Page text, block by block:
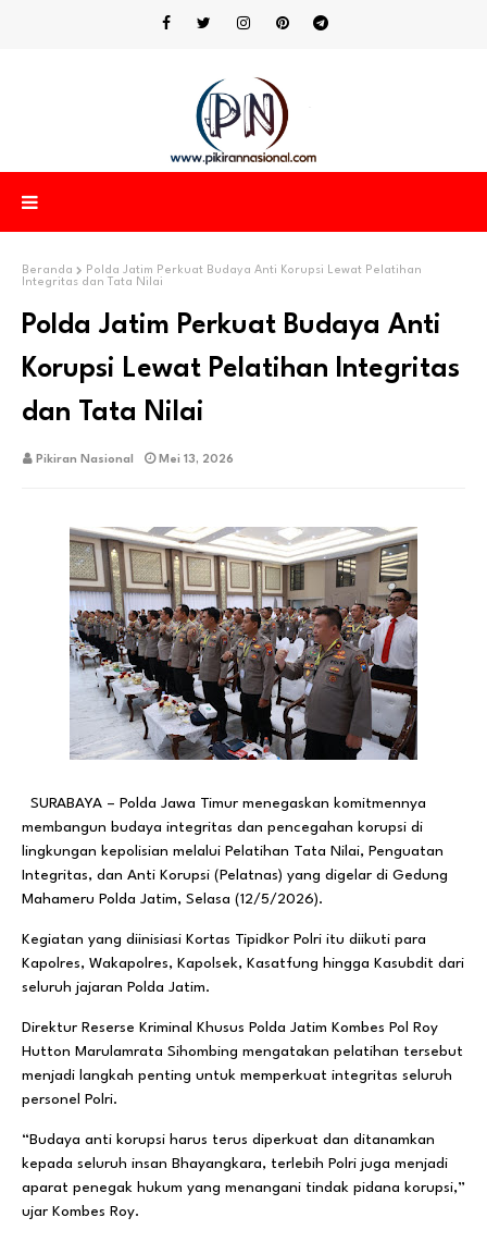
Beranda
Polda Jatim Perkuat Budaya Anti Korupsi Lewat Pelatihan
Integritas dan Tata Nilai
Polda Jatim Perkuat Budaya Anti
Korupsi Lewat Pelatihan Integritas
dan Tata Nilai
Pikiran Nasional Mei 13, 2026
SURABAYA – Polda Jawa Timur menegaskan komitmennya
membangun budaya integritas dan pencegahan korupsi di
lingkungan kepolisian melalui Pelatihan Tata Nilai, Penguatan
Integritas, dan Anti Korupsi (Pelatnas) yang digelar di Gedung
Mahameru Polda Jatim, Selasa (12/5/2026).
Kegiatan yang diinisiasi Kortas Tipidkor Polri itu diikuti para
Kapolres, Wakapolres, Kapolsek, Kasatfung hingga Kasubdit dari
seluruh jajaran Polda Jatim.
Direktur Reserse Kriminal Khusus Polda Jatim Kombes Pol Roy
Hutton Marulamrata Sihombing mengatakan pelatihan tersebut
menjadi langkah penting untuk memperkuat integritas seluruh
personel Polri.
“Budaya anti korupsi harus terus diperkuat dan ditanamkan
kepada seluruh insan Bhayangkara, terlebih Polri juga menjadi
aparat penegak hukum yang menangani tindak pidana korupsi,”
ujar Kombes Roy.